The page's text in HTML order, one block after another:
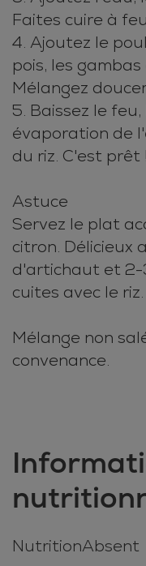
Faites cuire à
4. Ajoutez le
pois, les
Mélangez
5. Baissez le
évaporation de
du riz. C'est prêt !
Astuce
Servez le plat
citron. Délicieux
d'artichaut et 2-
cuites avec le riz.
Mélange non
convenance.
NutritionAbsent